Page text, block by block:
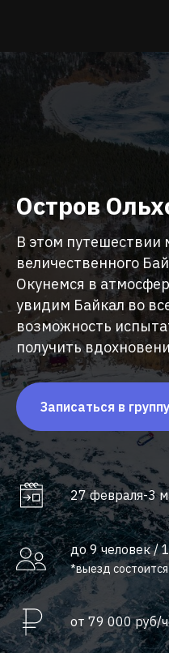
Остров
В этом
величественного
Окунемся в
увидим Байкал во
возможность
получить
Записаться в группу
27 февраля-3
до 9 человек /
*выезд
от 79 000 руб/